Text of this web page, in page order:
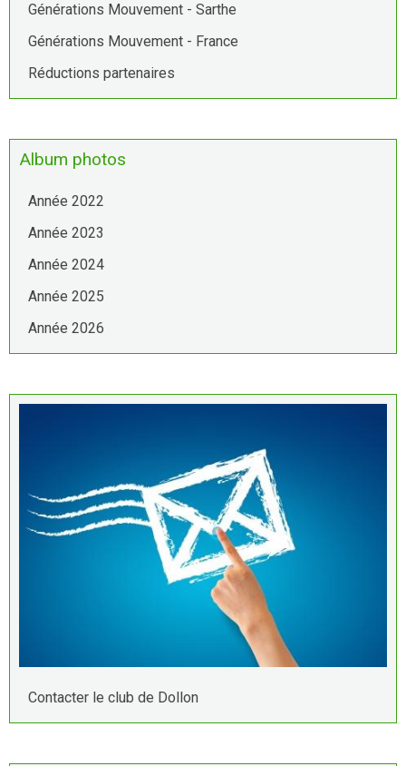
Générations Mouvement - Sarthe
Générations Mouvement - France
Réductions partenaires
Album photos
Année 2022
Année 2023
Année 2024
Année 2025
Année 2026
Contacter le club de Dollon